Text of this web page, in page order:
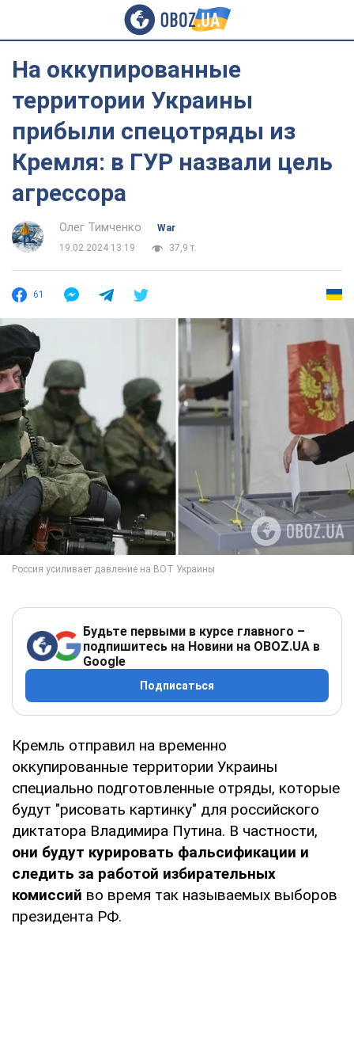
На оккупированные
территории Украины
прибыли спецотряды из
Кремля: в ГУР назвали цель
агрессора
Олег Тимченко
War
19.02.2024 13:19
37,9 т.
61
Будьте первыми в курсе главного –
подпишитесь на Новини на OBOZ.UA в
Google
Подписаться
Кремль отправил на временно
оккупированные территории Украины
специально подготовленные отряды, которые
будут "рисовать картинку" для российского
диктатора Владимира Путина. В частности,
они будут курировать фальсификации и
следить за работой избирательных
комиссий во время так называемых выборов
президента РФ.